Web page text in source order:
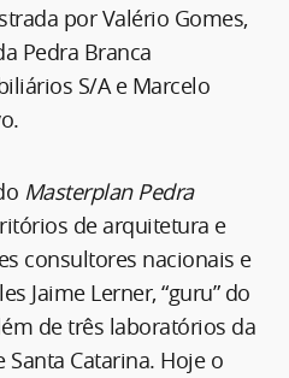
por Valério Gomes,
Pedra Branca
S/A e Marcelo
Masterplan Pedra
de arquitetura e
consultores nacionais e
Jaime Lerner, “guru” do
de três laboratórios da
Catarina. Hoje o